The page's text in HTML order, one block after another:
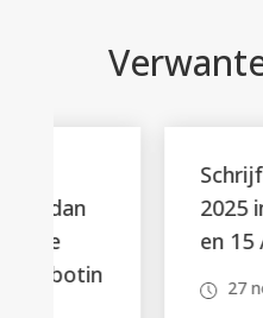
Schrijf je in
2025 in
en 15 Affaire
27 nov 2025